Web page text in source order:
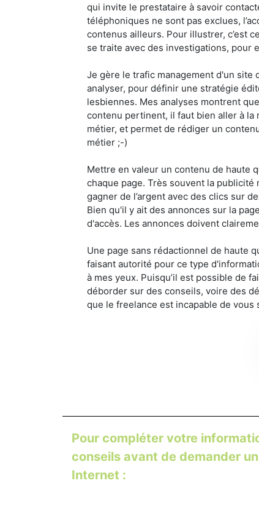
qui invite le prestataire à savoir
téléphoniques ne sont pas exclues,
contenus ailleurs. Pour illustrer, c’est
se traite avec des investigations, pour
Je gère le trafic management d'un site
analyser, pour définir une stratégie
lesbiennes. Mes analyses montrent
contenu pertinent, il faut bien aller à
métier, et permet de rédiger un
métier ;-)
Mettre en valeur un contenu de haute
chaque page. Très souvent la publicité
gagner de l’argent avec des clics sur
Bien qu'il y ait des annonces sur la
d'accès. Les annonces doivent
Une page sans rédactionnel de haute
faisant autorité pour ce type
à mes yeux. Puisqu’il est possible de
déborder sur des conseils, voire des
que le freelance est incapable de vous
Pour compléter votre
conseils avant de demander
Internet :